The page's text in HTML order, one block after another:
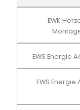
EWK
EWS Energie
EWS